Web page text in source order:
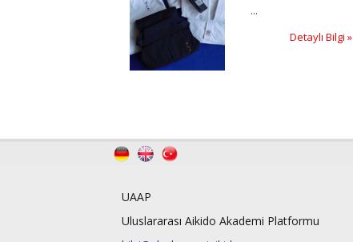
...
Detaylı Bilgi »
UAAP
Uluslararası Aikido Akademi Platformu